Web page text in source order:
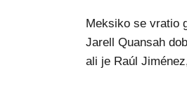
Meksiko se vratio
Jarell Quansah
ali je Raúl